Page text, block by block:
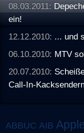
08.03.2011:
ein!
12.12.2010: ... und
06.10.2010: MTV
20.07.2010:
Call-In-
ABBUC AIB